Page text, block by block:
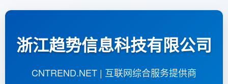
浙江趋势信息科技有限公司
CNTREND.NET | 互联网综合服务提供商